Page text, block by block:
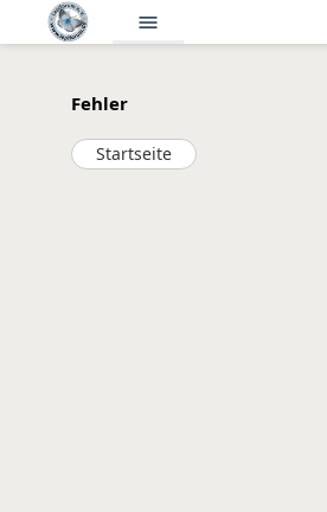
menu
Fehler
Startseite